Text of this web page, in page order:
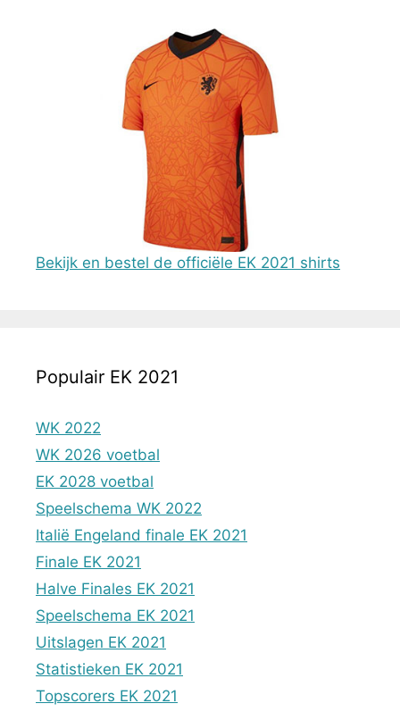
Bekijk en bestel de officiële EK 2021 shirts
Populair EK 2021
WK 2022
WK 2026 voetbal
EK 2028 voetbal
Speelschema WK 2022
Italië Engeland finale EK 2021
Finale EK 2021
Halve Finales EK 2021
Speelschema EK 2021
Uitslagen EK 2021
Statistieken EK 2021
Topscorers EK 2021